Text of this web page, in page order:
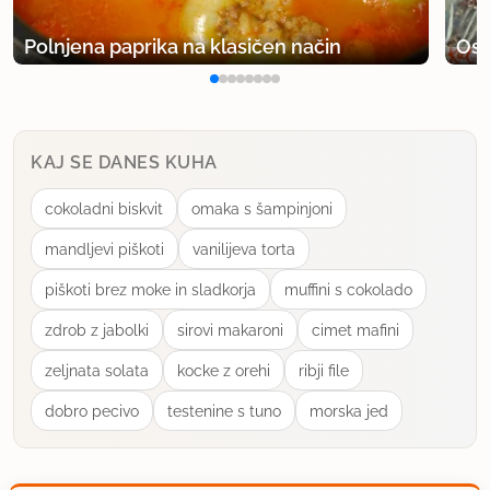
15.5.2008 ob 10:01
Za moj okus malce prekislo, drugače pa zanimiv
okus. Bom drugič dala malo manj pomarančnega
uporabno
djejmi
član od 2009 3 sporočil
5.9.2009 ob 11:40
Izreden recept,odlicna omaka :) Zanima me le ce
mi lahko kdo pomaga kako bi to omako lahko
zgostil?
Polnjena paprika na klasičen način
KAJ SE DANES KUHA
cokoladni biskvit omaka s šampinjoni
mandljevi piškoti vanilijeva torta
piškoti brez moke in sladkorja muffini s cokolado
zdrob z jabolki sirovi makaroni cimet mafini
zeljnata solata kocke z orehi ribji file
dobro pecivo testenine s tuno morska jed